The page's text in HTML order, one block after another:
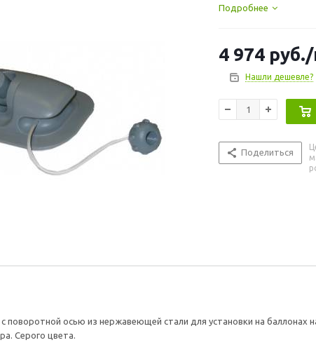
возможность
Габариты 150х95
Материал Пластмасса
Производитель Ceredi
Подробнее
4 974 руб.
Нашли дешевле?
Поделиться
поворотной осью из нержавеющей стали для установки на
Серого цвета.